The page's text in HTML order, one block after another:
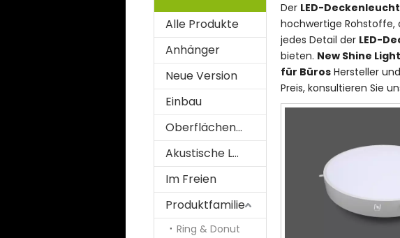
Alle Produkte
Anhänger
Neue Version
Einbau
Oberflächenmontiert
Akustische Lösung
Im Freien
Produktfamilie
Ring & Donut
Der LED-
hochwertige Rohstoffe,
jedes Detail der LED-
bieten. New Shine
für Büros Hersteller
Preis, konsultieren Sie